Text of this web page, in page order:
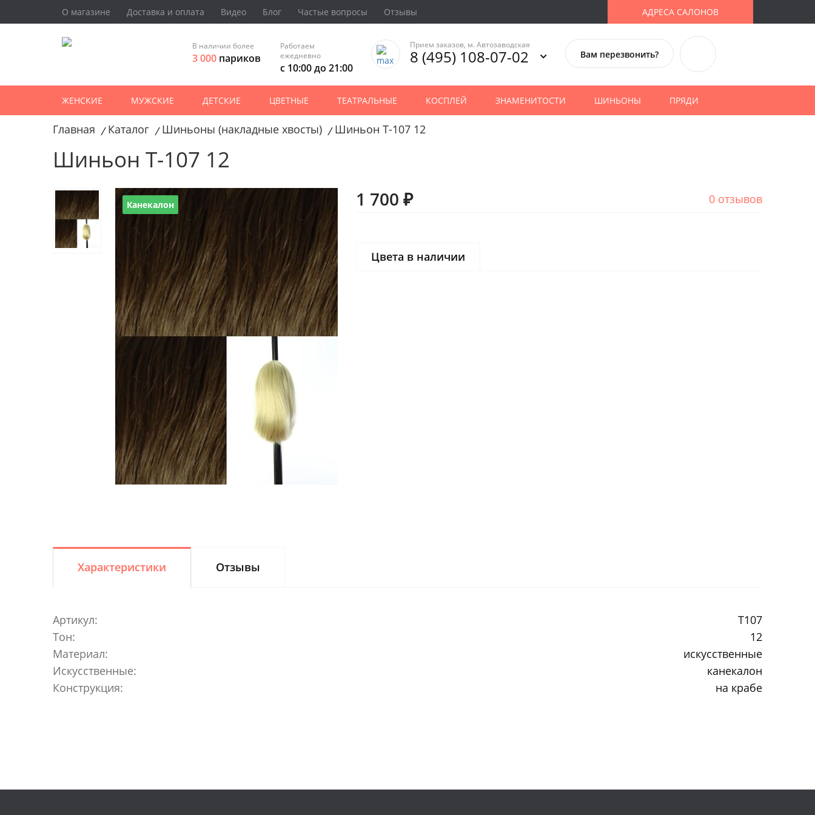
О магазине Доставка и оплата Видео Блог Частые вопросы Отзывы АДРЕСА САЛОНОВ
В наличии более
3 000 париков
Работаем
ежедневно
с 10:00 до 21:00
Прием заказов, м. Автозаводская
8 (495) 108-07-02 Вам перезвонить?
ЖЕНСКИЕ МУЖСКИЕ ДЕТСКИЕ ЦВЕТНЫЕ ТЕАТРАЛЬНЫЕ КОСПЛЕЙ ЗНАМЕНИТОСТИ ШИНЬОНЫ ПРЯДИ
Главная / Каталог / Шиньоны (накладные хвосты) / Шиньон T-107 12
Шиньон T-107 12
Канекалон 1 700 ₽ 0 отзывов
Цвета в наличии
Характеристики Отзывы
Артикул:
T107
Тон:
12
Материал:
искусственные
Искусственные:
канекалон
Конструкция:
на крабе